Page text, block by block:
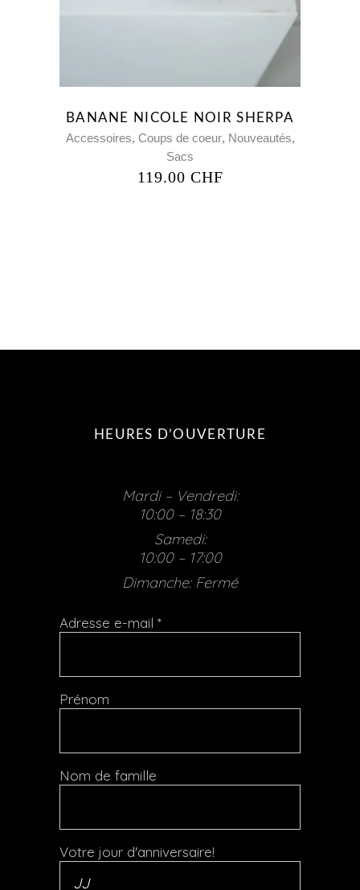
BANANE NICOLE NOIR SHERPA
Accessoires, Coups de coeur, Nouveautés,
Sacs
119.00 CHF
HEURES D’OUVERTURE
Mardi – Vendredi:
10:00 – 18:30
Samedi:
10:00 – 17:00
Dimanche: Fermé
Adresse e-mail *
Prénom
Nom de famille
Votre jour d'anniversaire!